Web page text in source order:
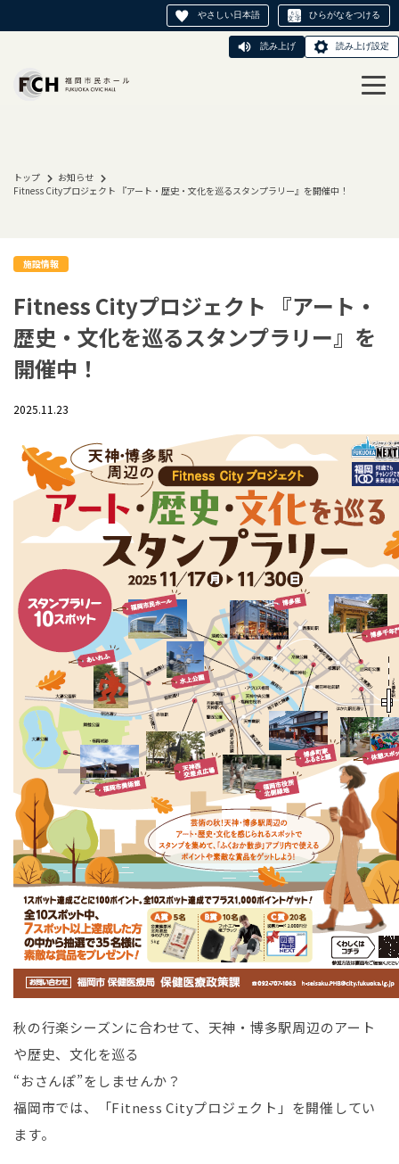
やさしい日本語 ひらがなをつける
読み上げ 読み上げ設定
トップ
お知らせ
Fitness Cityプロジェクト 『アート・歴史・文化を巡るスタンプラリー』を開催中！
施設情報
Fitness Cityプロジェクト 『アート・
歴史・文化を巡るスタンプラリー』を
開催中！
2025.11.23
秋の行楽シーズンに合わせて、天神・博多駅周辺のアート
や歴史、文化を巡る
“おさんぽ”をしませんか？
福岡市では、「Fitness Cityプロジェクト」を開催してい
ます。